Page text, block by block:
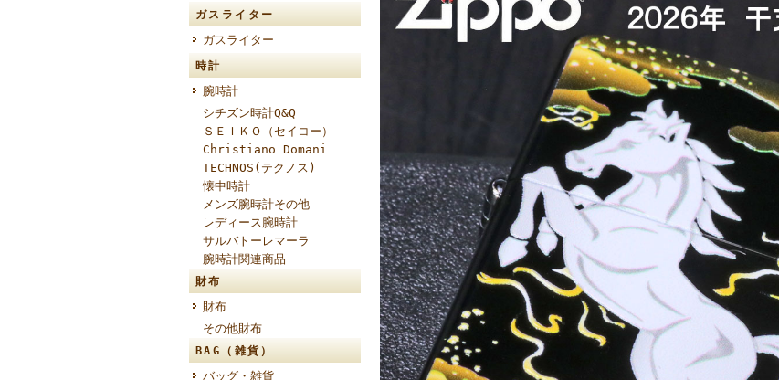
ガスライター
ガスライター
時計
腕時計
シチズン時計Q&Q
ＳＥＩＫＯ（セイコー）
Christiano Domani
TECHNOS(テクノス)
懐中時計
メンズ腕時計その他
レディース腕時計
サルバトーレマーラ
腕時計関連商品
財布
財布
その他財布
BAG（雑貨）
バッグ・雑貨